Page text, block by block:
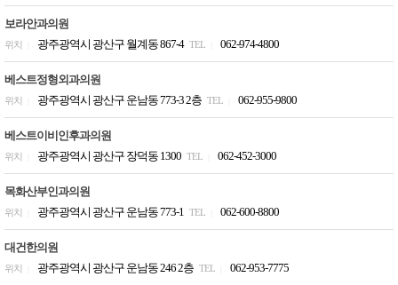
보라안과의원
위치 광주광역시 광산구 월계동 867-4 TEL 062-974-4800
베스트정형외과의원
위치 광주광역시 광산구 운남동 773-3 2층 TEL 062-955-9800
베스트이비인후과의원
위치 광주광역시 광산구 장덕동 1300 TEL 062-452-3000
목화산부인과의원
위치 광주광역시 광산구 운남동 773-1 TEL 062-600-8800
대건한의원
위치 광주광역시 광산구 운남동 246 2층 TEL 062-953-7775